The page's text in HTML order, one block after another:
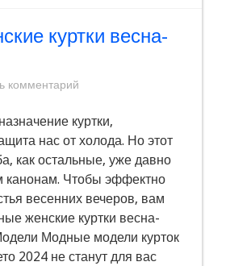
куртки весна-
комментарий
куртки,
нас от холода. Но этот
как остальные, уже давно
канонам. Чтобы эффектно
весенних вечеров, вам
женские куртки весна-
Модные модели курток
2024 не станут для вас